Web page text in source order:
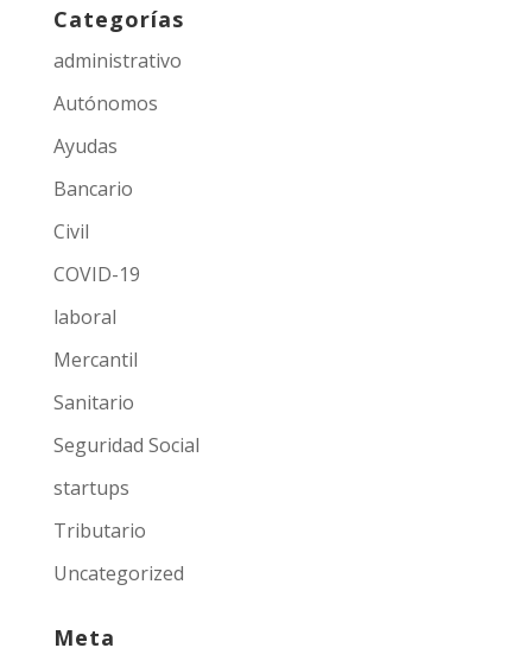
Categorías
administrativo
Autónomos
Ayudas
Bancario
Civil
COVID-19
laboral
Mercantil
Sanitario
Seguridad Social
startups
Tributario
Uncategorized
Meta